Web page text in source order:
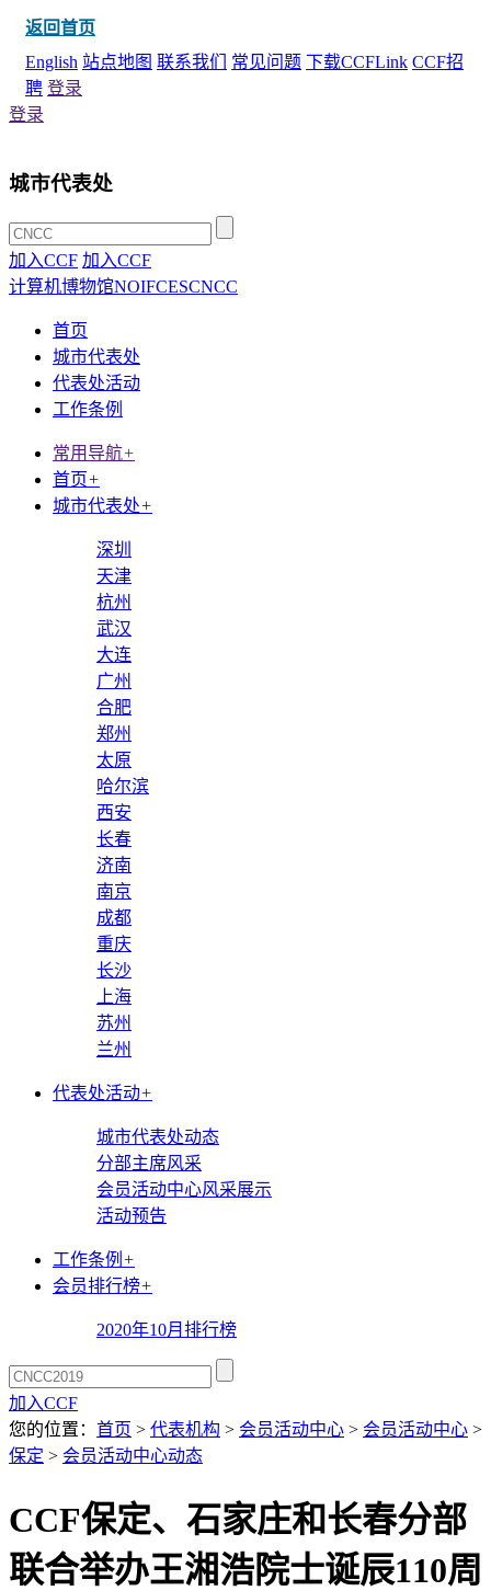
返回首页
English 站点地图 联系我们 常见问题 下载CCFLink CCF招
聘 登录
登录
城市代表处
加入CCF 加入CCF
计算机博物馆NOIFCESCNCC
首页
城市代表处
代表处活动
工作条例
常用导航+
首页+
城市代表处+
深圳
天津
杭州
武汉
大连
广州
合肥
郑州
太原
哈尔滨
西安
长春
济南
南京
成都
重庆
长沙
上海
苏州
兰州
代表处活动+
城市代表处动态
分部主席风采
会员活动中心风采展示
活动预告
工作条例 +
会员排行榜+
2020年10月排行榜
加入CCF
您的位置： 首页 > 代表机构 > 会员活动中心 > 会员活动中心 >
保定 > 会员活动中心动态
CCF保定、石家庄和长春分部
联合举办王湘浩院士诞辰110周